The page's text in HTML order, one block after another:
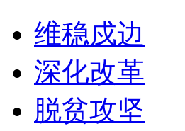
维稳戍边
深化改革
脱贫攻坚